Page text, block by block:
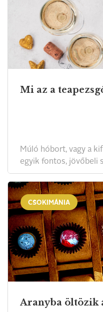
Mi az a
Múló hóbort, vagy a
egyik fontos, jövőbeli
CSOKIMÁNIA
Aranyba öltözik